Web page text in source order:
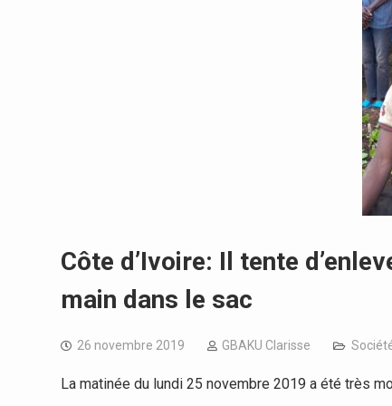
Côte d’Ivoire: Il tente
main dans le sac
26 novembre 2019 GBAKU Clarisse
La matinée du lundi 25 novembre 2019 a été très